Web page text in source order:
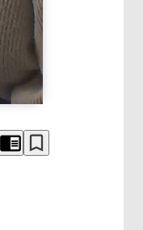
chrome_reader_mode bookmark_border